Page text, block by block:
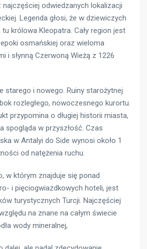
najczęściej odwiedzanych lokalizacji
Legenda głosi, że w dziewiczych
tu królowa Kleopatra. Cały region jest
osmańskiej oraz wieloma
i słynną Czerwoną Wieżą z 1226
starego i nowego. Ruiny starożytnej
rozległego, nowoczesnego kurortu.
przypomina o długiej historii miasta,
spogląda w przyszłość. Czas
w Antalyi do Side wynosi około 1
od natężenia ruchu.
w którym znajduje się ponad
i pięciogwiazdkowych hoteli, jest
turystycznych Turcji. Najczęściej
na znane na całym świecie
wody mineralnej,